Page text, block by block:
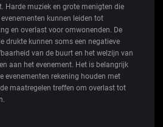
Harde muziek en grote menigten die
kunnen leiden tot
en overlast voor omwonenden. De
drukte kunnen soms een negatieve
van de buurt en het welzijn van
aan het evenement. Het is belangrijk
evenementen rekening houden met
maatregelen treffen om overlast tot